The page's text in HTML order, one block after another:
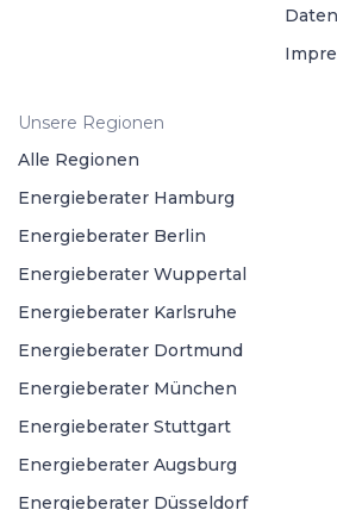
Unsere Regionen
Alle Regionen
Energieberater Hamburg
Energieberater Berlin
Energieberater Wuppertal
Energieberater Karlsruhe
Energieberater Dortmund
Energieberater München
Energieberater Stuttgart
Energieberater Augsburg
Energieberater Düsseldorf